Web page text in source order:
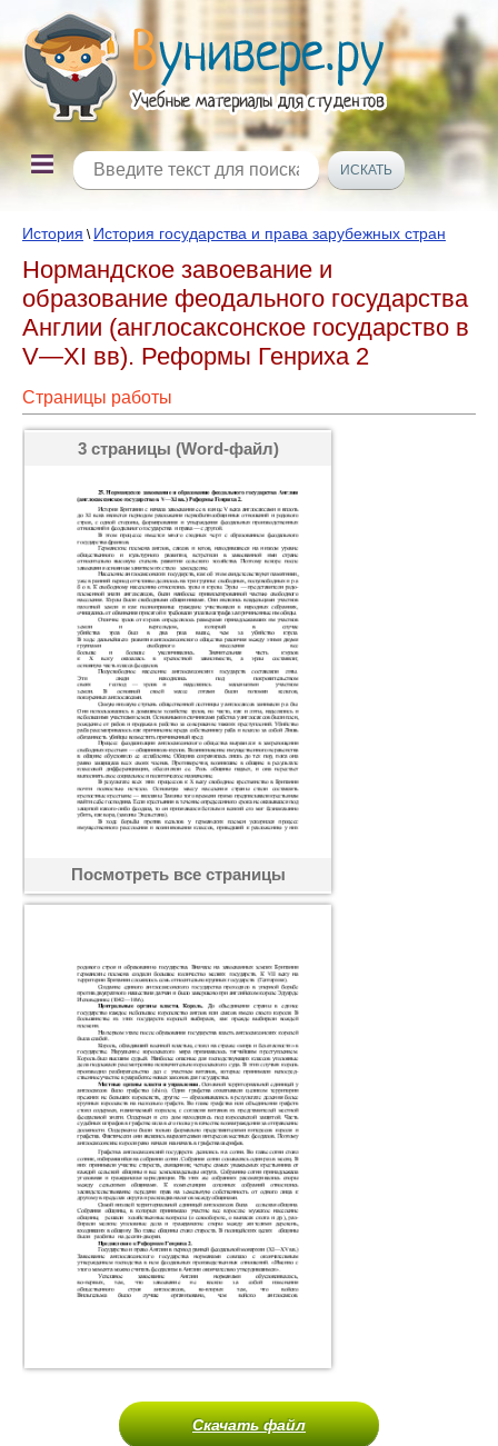
История \ История государства и права зарубежных стран
Нормандское завоевание и
образование феодального государства
Англии (англосаксонское государство в
V—XI вв). Реформы Генриха 2
Страницы работы
3 страницы (Word-файл)
Посмотреть все страницы
Скачать файл